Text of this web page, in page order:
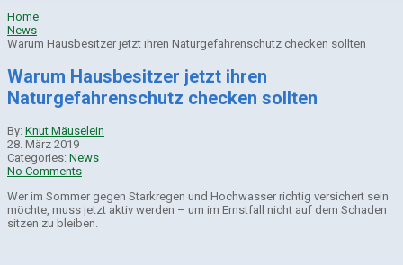
Home
News
Warum Hausbesitzer jetzt ihren Naturgefahrenschutz checken sollten
Warum Hausbesitzer jetzt ihren
Naturgefahrenschutz checken sollten
By: Knut Mäuselein
28. März 2019
Categories: News
No Comments
Wer im Sommer gegen Starkregen und Hochwasser richtig versichert sein
möchte, muss jetzt aktiv werden – um im Ernstfall nicht auf dem Schaden
sitzen zu bleiben.